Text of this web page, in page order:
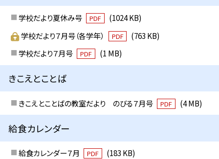
学校だより夏休み号 PDF
(1024 KB)
学校だより７月号（各学年）
PDF
(763 KB)
学校だより７月号
PDF (1 MB)
きこえとことば
きこえとことばの教室だより のびる７月号 PDF (4 MB)
給食カレンダー
給食カレンダー７月 PDF (183 KB)